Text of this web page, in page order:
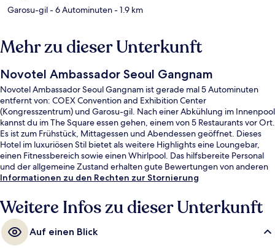
Garosu-gil- 6 Autominuten- 1.9 km
Mehr zu dieser Unterkunft
Novotel Ambassador Seoul Gangnam
Novotel Ambassador Seoul Gangnam ist gerade mal 5 Autominuten
entfernt von: COEX Convention and Exhibition Center
(Kongresszentrum) und Garosu-gil. Nach einer Abkühlung im Innenpool
kannst du im The Square essen gehen, einem von 5 Restaurants vor Ort.
Es ist zum Frühstück, Mittagessen und Abendessen geöffnet. Dieses
Hotel im luxuriösen Stil bietet als weitere Highlights eine Loungebar,
einen Fitnessbereich sowie einen Whirlpool. Das hilfsbereite Personal
und der allgemeine Zustand erhalten gute Bewertungen von anderen
Reisenden. Die Unterkunft ist nur einen kurzen Fußmarsch von den
(Station Sinnonhyeon) bzw. 6 Minuten (Station Eonju).
Informationen zu den Rechten zur Stornierung
Weitere Infos zu dieser Unterkunft
Auf einen Blick